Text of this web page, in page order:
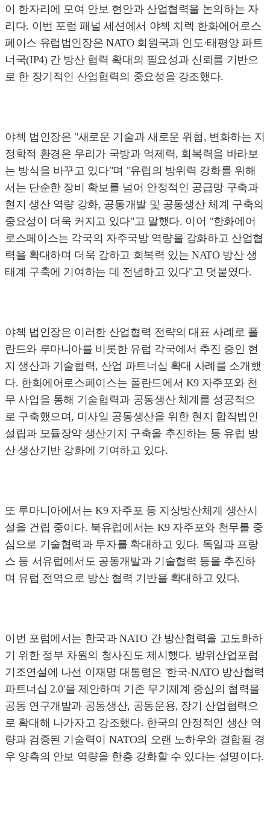
이 한자리에 모여 안보 현안과 산업협력을 논의하는 자
리다. 이번 포럼 패널 세션에서 야첵 치렉 한화에어로스
페이스 유럽법인장은 NATO 회원국과 인도·태평양 파트
너국(IP4) 간 방산 협력 확대의 필요성과 신뢰를 기반으
로 한 장기적인 산업협력의 중요성을 강조했다.
야첵 법인장은 "새로운 기술과 새로운 위협, 변화하는 지
정학적 환경은 우리가 국방과 억제력, 회복력을 바라보
는 방식을 바꾸고 있다"며 "유럽의 방위력 강화를 위해
서는 단순한 장비 확보를 넘어 안정적인 공급망 구축과
현지 생산 역량 강화, 공동개발 및 공동생산 체계 구축의
중요성이 더욱 커지고 있다"고 말했다. 이어 "한화에어
로스페이스는 각국의 자주국방 역량을 강화하고 산업협
력을 확대하며 더욱 강하고 회복력 있는 NATO 방산 생
태계 구축에 기여하는 데 전념하고 있다"고 덧붙였다.
야첵 법인장은 이러한 산업협력 전략의 대표 사례로 폴
란드와 루마니아를 비롯한 유럽 각국에서 추진 중인 현
지 생산과 기술협력, 산업 파트너십 확대 사례를 소개했
다. 한화에어로스페이스는 폴란드에서 K9 자주포와 천
무 사업을 통해 기술협력과 공동생산 체계를 성공적으
로 구축했으며, 미사일 공동생산을 위한 현지 합작법인
설립과 모듈장약 생산기지 구축을 추진하는 등 유럽 방
산 생산기반 강화에 기여하고 있다.
또 루마니아에서는 K9 자주포 등 지상방산체계 생산시
설을 건립 중이다. 북유럽에서는 K9 자주포와 천무를 중
심으로 기술협력과 투자를 확대하고 있다. 독일과 프랑
스 등 서유럽에서도 공동개발과 기술협력 등을 추진하
며 유럽 전역으로 방산 협력 기반을 확대하고 있다.
이번 포럼에서는 한국과 NATO 간 방산협력을 고도화하
기 위한 정부 차원의 청사진도 제시했다. 방위산업포럼
기조연설에 나선 이재명 대통령은 '한국-NATO 방산협력
파트너십 2.0'을 제안하며 기존 무기체계 중심의 협력을
공동 연구개발과 공동생산, 공동운용, 장기 산업협력으
로 확대해 나가자고 강조했다. 한국의 안정적인 생산 역
량과 검증된 기술력이 NATO의 오랜 노하우와 결합될 경
우 양측의 안보 역량을 한층 강화할 수 있다는 설명이다.